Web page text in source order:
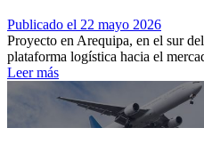
Publicado el 22 mayo 2026
Proyecto en Arequipa, en el sur
plataforma logística hacia el
Leer más